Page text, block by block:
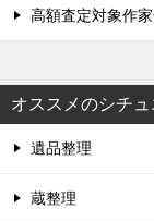
高額査定対象作
オススメのシチ
遺品整理
蔵整理